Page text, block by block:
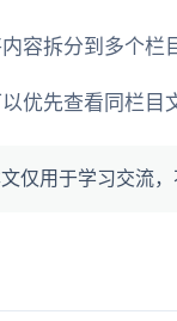
容拆分到多个栏
优先查看同栏目
仅用于学习交流